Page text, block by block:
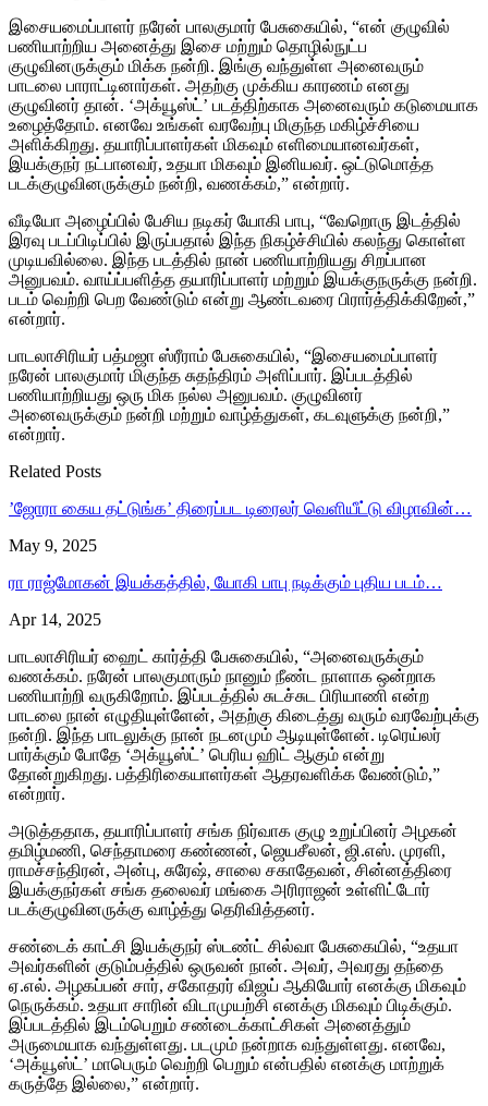
இசையமைப்பாளர் நரேன் பாலகுமார் பேசுகையில், “என் குழுவில்
பணியாற்றிய அனைத்து இசை மற்றும் தொழில்நுட்ப
குழுவினருக்கும் மிக்க நன்றி. இங்கு வந்துள்ள அனைவரும்
பாடலை பாராட்டினார்கள். அதற்கு முக்கிய காரணம் எனது
குழுவினர் தான். ‘அக்யூஸ்ட்’ படத்திற்காக அனைவரும் கடுமையாக
உழைத்தோம். எனவே உங்கள் வரவேற்பு மிகுந்த மகிழ்ச்சியை
அளிக்கிறது. தயாரிப்பாளர்கள் மிகவும் எளிமையானவர்கள்,
இயக்குநர் நட்பானவர், உதயா மிகவும் இனியவர். ஒட்டுமொத்த
படக்குழுவினருக்கும் நன்றி, வணக்கம்,” என்றார்.
வீடியோ அழைப்பில் பேசிய நடிகர் யோகி பாபு, “வேறொரு இடத்தில்
இரவு படப்பிடிப்பில் இருப்பதால் இந்த நிகழ்ச்சியில் கலந்து கொள்ள
முடியவில்லை. இந்த படத்தில் நான் பணியாற்றியது சிறப்பான
அனுபவம். வாய்ப்பளித்த தயாரிப்பாளர் மற்றும் இயக்குநருக்கு நன்றி.
படம் வெற்றி பெற வேண்டும் என்று ஆண்டவரை பிரார்த்திக்கிறேன்,”
என்றார்.
பாடலாசிரியர் பத்மஜா ஸ்ரீராம் பேசுகையில், “இசையமைப்பாளர்
நரேன் பாலகுமார் மிகுந்த சுதந்திரம் அளிப்பார். இப்படத்தில்
பணியாற்றியது ஒரு மிக நல்ல அனுபவம். குழுவினர்
அனைவருக்கும் நன்றி மற்றும் வாழ்த்துகள், கடவுளுக்கு நன்றி,”
என்றார்.
Related Posts
’ஜோரா கைய தட்டுங்க’ திரைப்பட டிரைலர் வெளியீட்டு விழாவின்…
May 9, 2025
ரா ராஜ்மோகன் இயக்கத்தில், யோகி பாபு நடிக்கும் புதிய படம்…
Apr 14, 2025
பாடலாசிரியர் ஹைட் கார்த்தி பேசுகையில், “அனைவருக்கும்
வணக்கம். நரேன் பாலகுமாரும் நானும் நீண்ட நாளாக ஒன்றாக
பணியாற்றி வருகிறோம். இப்படத்தில் சுடச்சுட பிரியாணி என்ற
பாடலை நான் எழுதியுள்ளேன், அதற்கு கிடைத்து வரும் வரவேற்புக்கு
நன்றி. இந்த பாடலுக்கு நான் நடனமும் ஆடியுள்ளேன். டிரெய்லர்
பார்க்கும் போதே ‘அக்யூஸ்ட்’ பெரிய ஹிட் ஆகும் என்று
தோன்றுகிறது. பத்திரிகையாளர்கள் ஆதரவளிக்க வேண்டும்,”
என்றார்.
அடுத்ததாக, தயாரிப்பாளர் சங்க நிர்வாக குழு உறுப்பினர் அழகன்
தமிழ்மணி, செந்தாமரை கண்ணன், ஜெயசீலன், ஜி.எஸ். முரளி,
ராமச்சந்திரன், அன்பு, சுரேஷ், சாலை சகாதேவன், சின்னத்திரை
இயக்குநர்கள் சங்க தலைவர் மங்கை அரிராஜன் உள்ளிட்டோர்
படக்குழுவினருக்கு வாழ்த்து தெரிவித்தனர்.
சண்டைக் காட்சி இயக்குநர் ஸ்டண்ட் சில்வா பேசுகையில், “உதயா
அவர்களின் குடும்பத்தில் ஒருவன் நான். அவர், அவரது தந்தை
ஏ.எல். அழகப்பன் சார், சகோதரர் விஜய் ஆகியோர் எனக்கு மிகவும்
நெருக்கம். உதயா சாரின் விடாமுயற்சி எனக்கு மிகவும் பிடிக்கும்.
இப்படத்தில் இடம்பெறும் சண்டைக்காட்சிகள் அனைத்தும்
அருமையாக வந்துள்ளது. படமும் நன்றாக வந்துள்ளது. எனவே,
‘அக்யூஸ்ட்’ மாபெரும் வெற்றி பெறும் என்பதில் எனக்கு மாற்றுக்
கருத்தே இல்லை,” என்றார்.